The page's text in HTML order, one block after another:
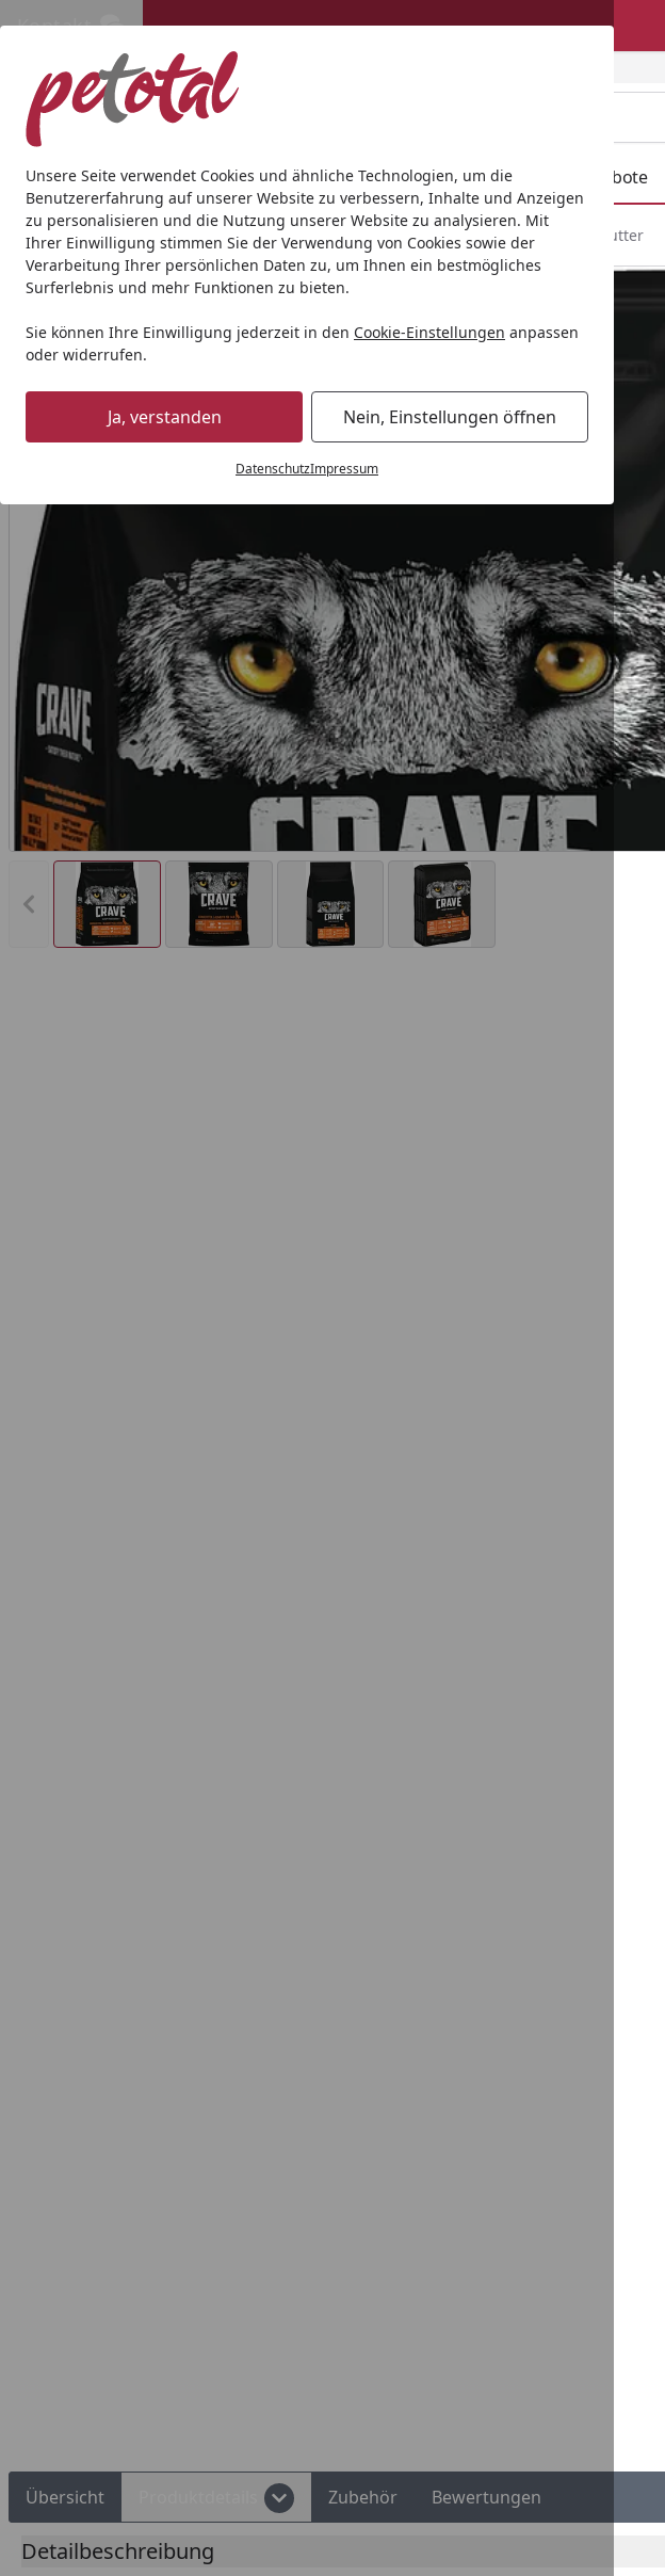
Unsere Seite verwendet Cookies und ähnliche Technologien, um die
Benutzererfahrung auf unserer Website zu verbessern, Inhalte und Anzeigen
zu personalisieren und die Nutzung unserer Website zu analysieren. Mit
Ihrer Einwilligung stimmen Sie der Verwendung von Cookies sowie der
Verarbeitung Ihrer persönlichen Daten zu, um Ihnen ein bestmögliches
Surferlebnis und mehr Funktionen zu bieten.
Sie können Ihre Einwilligung jederzeit in den Cookie-Einstellungen anpassen
oder widerrufen.
Ja, verstanden Nein, Einstellungen öffnen
DatenschutzImpressum
Kontakt
Hund Katze Aquaristik Teich Andere Tierarten Geschenkideen Angebote
Startseite
Hund Hundetrockenfutter Crave CRAVE Truthahn & Huhn Hundetrockenfutter
Vorheriges Bild anzeigen
BALD VERGRIFFEN
Übersicht Zubehör Bewertungen
Detailbeschreibung